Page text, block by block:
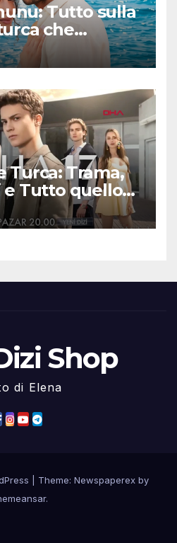
Tutto sulla
che
e colpi di
Turca: Trama,
e Tutto quello
Shop
di Elena
Theme: Newspaperex by
.